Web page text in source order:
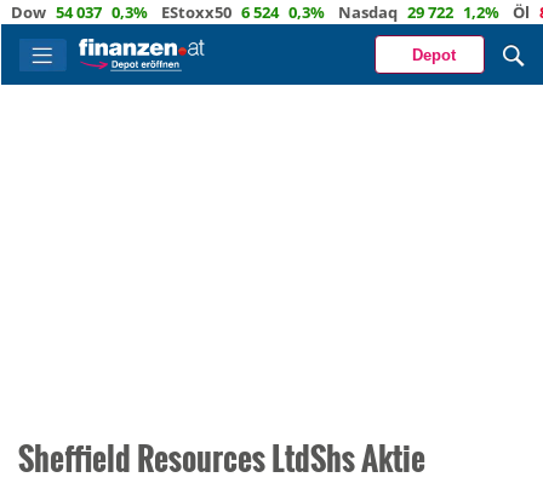
54 037 0,3% EStoxx50 6 524 0,3% Nasdaq 29 722 1,2% Öl 82,1
Depot
Sheffield Resources LtdShs Aktie